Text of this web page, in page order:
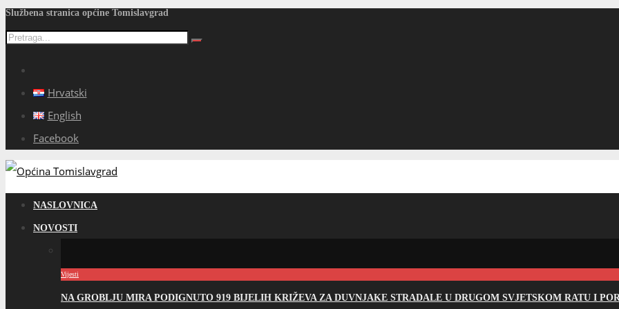
Službena stranica općine Tomislavgrad
Hrvatski
English
Facebook
NASLOVNICA
NOVOSTI
Vijesti
NA GROBLJU MIRA PODIGNUTO 919 BIJELIH KRIŽEVA ZA DUVNJAKE STRADALE U DRUGOM SVJETSKOM RATU I